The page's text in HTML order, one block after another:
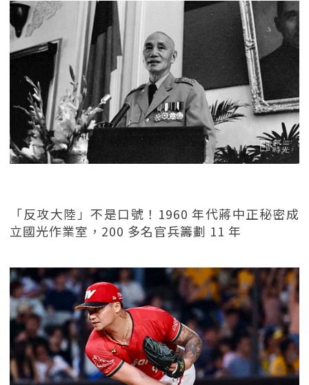
「反攻大陸」不是口號！1960 年代蔣中正秘密成
立國光作業室，200 多名官兵籌劃 11 年